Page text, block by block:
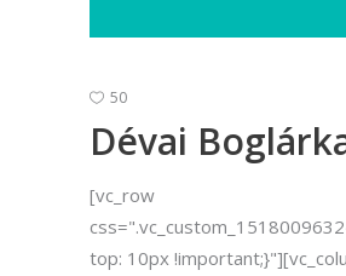
50
Dévai
[vc_row
top: 10px